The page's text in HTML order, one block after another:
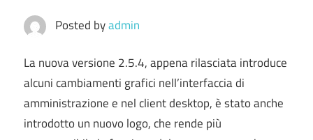
Posted byadmin
La nuova versione 2.5.4, appena rilasciata introduce
alcuni cambiamenti grafici nell’interfaccia di
amministrazione e nel client desktop, è stato anche
introdotto un nuovo logo, che rende più